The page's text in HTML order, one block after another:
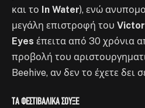
και το In Water), ενώ
μεγάλη επιστροφή του
Eyes έπειτα από 30 χρόνια
προβολή του
Beehive, αν δεν το έχετε δει
Τα φεστιβαλικά σουξέ